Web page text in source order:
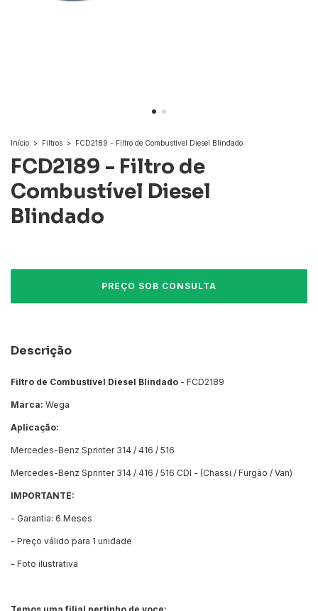
Início > Filtros > FCD2189 - Filtro de Combustível Diesel Blindado
FCD2189 - Filtro de
Combustível Diesel
Blindado
Descrição
Filtro de Combustível Diesel Blindado - FCD2189
Marca: Wega
Aplicação:
Mercedes-Benz Sprinter 314 / 416 / 516
Mercedes-Benz Sprinter 314 / 416 / 516 CDI - (Chassi / Furgão / Van)
IMPORTANTE:
- Garantia: 6 Meses
- Preço válido para 1 unidade
- Foto ilustrativa